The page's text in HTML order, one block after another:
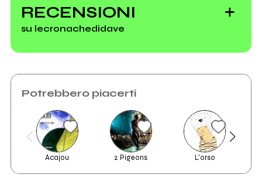
RECENSIONI
su lecronachedidave
Potrebbero piacerti
Acajou 2 Pigeons L'orso